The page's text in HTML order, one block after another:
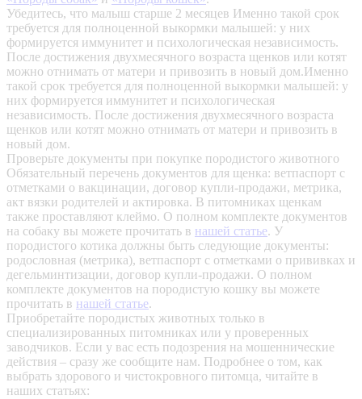
Убедитесь, что малыш старше 2 месяцев Именно такой срок
требуется для полноценной выкормки малышей: у них
формируется иммунитет и психологическая независимость.
После достижения двухмесячного возраста щенков или котят
можно отнимать от матери и привозить в новый дом.Именно
такой срок требуется для полноценной выкормки малышей: у
них формируется иммунитет и психологическая
независимость. После достижения двухмесячного возраста
щенков или котят можно отнимать от матери и привозить в
новый дом.
Проверьте документы при покупке породистого животного
Обязательный перечень документов для щенка: ветпаспорт с
отметками о вакцинации, договор купли-продажи, метрика,
акт вязки родителей и актировка. В питомниках щенкам
также проставляют клеймо. О полном комплекте документов
на собаку вы можете прочитать в нашей статье. У
породистого котика должны быть следующие документы:
родословная (метрика), ветпаспорт с отметками о прививках и
дегельминтизации, договор купли-продажи. О полном
комплекте документов на породистую кошку вы можете
прочитать в нашей статье.
Приобретайте породистых животных только в
специализированных питомниках или у проверенных
заводчиков. Если у вас есть подозрения на мошеннические
действия – сразу же сообщите нам. Подробнее о том, как
выбрать здорового и чистокровного питомца, читайте в
наших статьях: